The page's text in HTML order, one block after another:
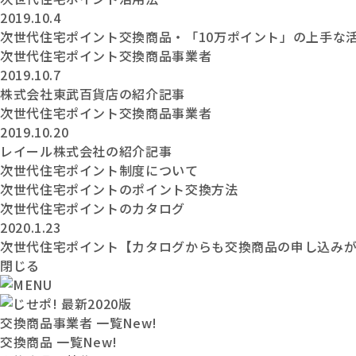
2019.10.4
次世代住宅ポイント交換商品・「10万ポイント」の上手な
次世代住宅ポイント交換商品事業者
2019.10.7
株式会社東武百貨店の紹介記事
次世代住宅ポイント交換商品事業者
2019.10.20
レイール株式会社の紹介記事
次世代住宅ポイント制度について
次世代住宅ポイントのポイント交換方法
次世代住宅ポイントのカタログ
2020.1.23
次世代住宅ポイント【カタログからも交換商品の申し込みが
閉じる
交換商品事業者 一覧New!
交換商品 一覧New!